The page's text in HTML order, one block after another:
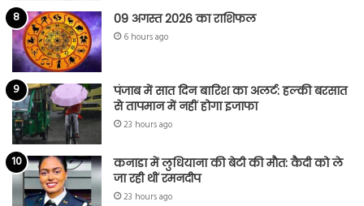
09 अगस्त 2026 का राशिफल
6 hours ago
पंजाब में सात दिन बारिश का अलर्ट: हल्की बरसात
से तापमान में नहीं होगा इजाफा
23 hours ago
कनाडा में लुधियाना की बेटी की माैत: कैदी को ले
जा रही थीं रमनदीप
23 hours ago